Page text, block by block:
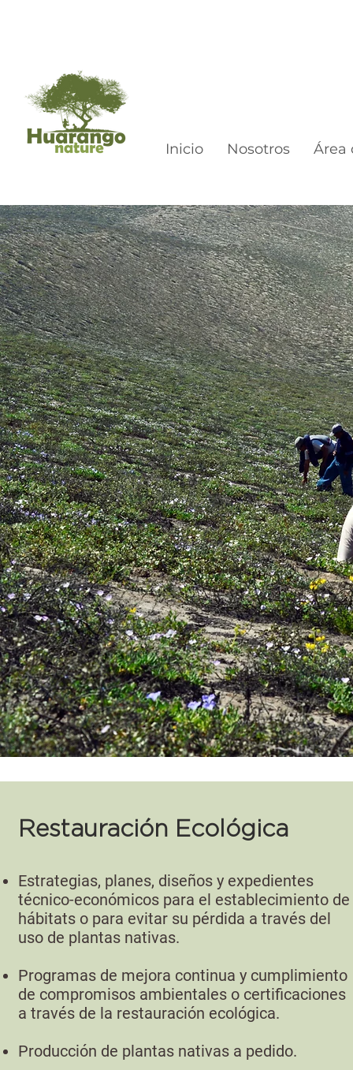
Inicio Nosotros Área
Restauración Ecológica
Estrategias, planes, diseños y expedientes
técnico-económicos para el establecimiento de
hábitats o para evitar su pérdida a través del
uso de plantas nativas.
Programas de mejora continua y cumplimiento
de compromisos ambientales o certificaciones
a través de la restauración ecológica.
Producción de plantas nativas a pedido.